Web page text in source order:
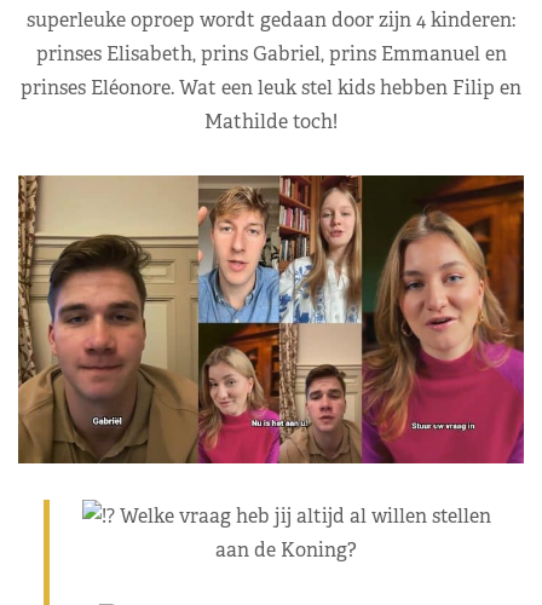
superleuke oproep wordt gedaan door zijn 4 kinderen:
prinses Elisabeth, prins Gabriel, prins Emmanuel en
prinses Eléonore. Wat een leuk stel kids hebben Filip en
Mathilde toch!
Welke vraag heb jij altijd al willen stellen
aan de Koning?